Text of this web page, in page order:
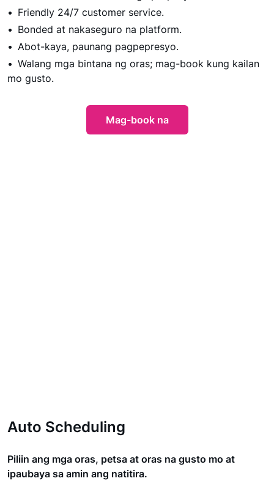
Friendly 24/7 customer service.
Bonded at nakaseguro na platform.
Abot-kaya, paunang pagpepresyo.
Walang mga bintana ng oras; mag-book kung kailan
mo gusto.
Mag-book na
Auto Scheduling
Piliin ang mga oras, petsa at oras na gusto mo at
ipaubaya sa amin ang natitira.